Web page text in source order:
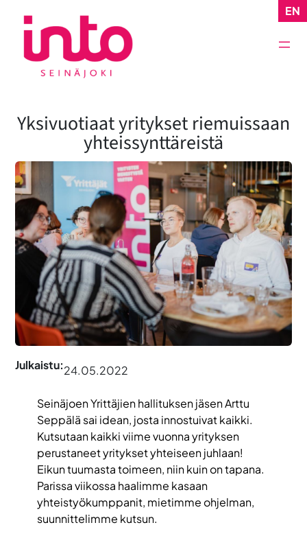
sisältöön
EN
Yksivuotiaat yritykset riemuissaan
yhteissynttäreistä
Julkaistu:24.05.2022
Seinäjoen Yrittäjien hallituksen jäsen Arttu
Seppälä sai idean, josta innostuivat kaikki.
Kutsutaan kaikki viime vuonna yrityksen
perustaneet yritykset yhteiseen juhlaan!
Eikun tuumasta toimeen, niin kuin on tapana.
Parissa viikossa haalimme kasaan
yhteistyökumppanit, mietimme ohjelman,
suunnittelimme kutsun.